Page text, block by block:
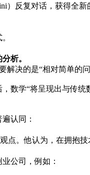
）反复对话，获得全新
析。
解决的是“相对简单的
学“将呈现出与传统
认同：
点。他认为，在拥抱
公司，例如：